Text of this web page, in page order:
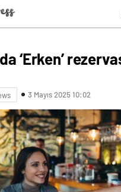
‘Erken’
3 Mayıs 2025 10:02